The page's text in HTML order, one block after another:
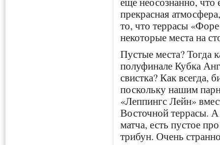
прекрасная
то, что террасы
некоторые места на
Пустые места? Тогда
полуфинале Кубка
свистка? Как всегда,
поскольку нашим
«Леппингс Лейн»
Восточной террасы. А
матча, есть пустое
трибун. Очень